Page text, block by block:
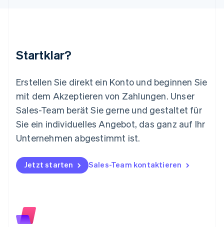
Startklar?
Erstellen Sie direkt ein Konto und beginnen Sie
mit dem Akzeptieren von Zahlungen. Unser
Sales-Team berät Sie gerne und gestaltet für
Sie ein individuelles Angebot, das ganz auf Ihr
Unternehmen abgestimmt ist.
Jetzt starten Sales-Team kontaktieren
English
Español English
Neuseeland
English
Niederlande
Norwegen
English
DeutschEnglish
Polen
Rumänien
English